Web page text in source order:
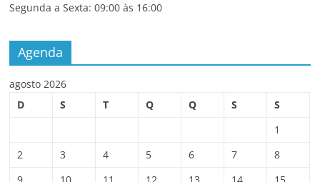
Segunda a Sexta: 09:00 às 16:00
Agenda
agosto 2026
D
S T Q Q S
S
1
2
3 4 5 6 7
8